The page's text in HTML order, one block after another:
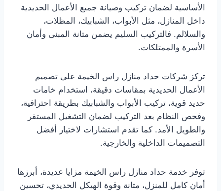
الأساسية لضمان تركيب وصيانة جميع الأعمال الحديدية
داخل المنازل، مثل الأبواب، الشبابيك، المظلات،
والسلالم. فالتركيب السليم يضمن متانة المبنى وأمان
الأسرة والممتلكات.
تركز شركات حداد منازل راس الخيمة على تصميم
الأعمال الحديدية بمقاسات دقيقة، استخدام خامات
حديد قوية، تركيب الأبواب والشبابيك بطريقة احترافية،
وفحص النظام بعد التركيب لضمان التشغيل المستقر
والطويل الأمد. كما تقدم استشارات لاختيار أفضل
التصميمات الداخلية والخارجية.
توفر خدمة حداد منازل راس الخيمة مزايا عديدة، أبرزها
أمان كامل للمنزل، متانة وقوة الهيكل الحديدي، تحسين